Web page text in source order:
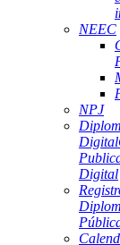
NEEC
NPJ
Digital
Digital